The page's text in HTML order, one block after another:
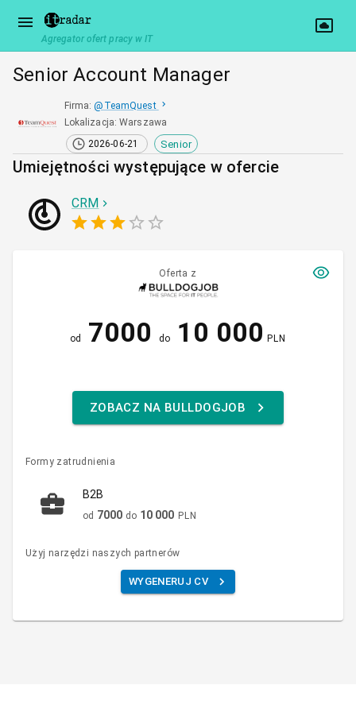
Agregator ofert pracy w IT
Senior Account Manager
Firma: @ TeamQuest
Lokalizacja:Warszawa
2026-06-21
Senior
Umiejętności występujące w ofercie
CRM
Oferta z
od 7000 do 10 000 PLN
ZOBACZ NA BULLDOGJOB
Formy zatrudnienia
B2B
od 7000 do 10 000 PLN
Użyj narzędzi naszych partnerów
WYGENERUJ CV